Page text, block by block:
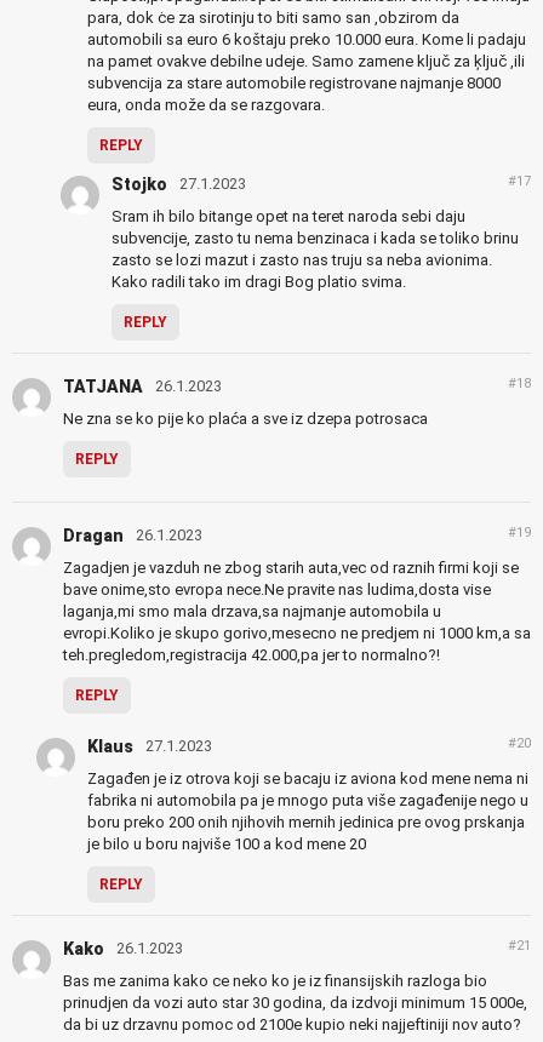
para, dok ċe za sirotinju to biti samo san ,obzirom da
automobili sa euro 6 koštaju preko 10.000 eura. Kome li padaju
na pamet ovakve debilne udeje. Samo zamene ključ za ķljuč ,ili
subvencija za stare automobile registrovane najmanje 8000
eura, onda može da se razgovara.
REPLY
Stojko 27.1.2023 #17
Sram ih bilo bitange opet na teret naroda sebi daju
subvencije, zasto tu nema benzinaca i kada se toliko brinu
zasto se lozi mazut i zasto nas truju sa neba avionima.
Kako radili tako im dragi Bog platio svima.
REPLY
TATJANA 26.1.2023 #18
Ne zna se ko pije ko plaća a sve iz dzepa potrosaca
REPLY
Dragan 26.1.2023 #19
Zagadjen je vazduh ne zbog starih auta,vec od raznih firmi koji se
bave onime,sto evropa nece.Ne pravite nas ludima,dosta vise
laganja,mi smo mala drzava,sa najmanje automobila u
evropi.Koliko je skupo gorivo,mesecno ne predjem ni 1000 km,a sa
teh.pregledom,registracija 42.000,pa jer to normalno?!
REPLY
Klaus 27.1.2023 #20
Zagađen je iz otrova koji se bacaju iz aviona kod mene nema ni
fabrika ni automobila pa je mnogo puta više zagađenije nego u
boru preko 200 onih njihovih mernih jedinica pre ovog prskanja
je bilo u boru najviše 100 a kod mene 20
REPLY
Kako 26.1.2023 #21
Bas me zanima kako ce neko ko je iz finansijskih razloga bio
prinudjen da vozi auto star 30 godina, da izdvoji minimum 15 000e,
da bi uz drzavnu pomoc od 2100e kupio neki najjeftiniji nov auto?